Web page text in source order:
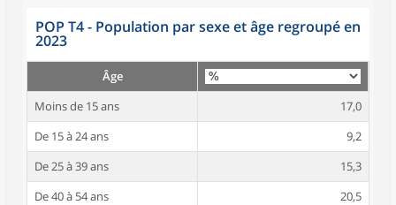
POP T4 - Population par sexe et âge regroupé en
2023
Âge
Moins de 15 ans
17,0
De 15 à 24 ans
9,2
De 25 à 39 ans
15,3
De 40 à 54 ans
20,5